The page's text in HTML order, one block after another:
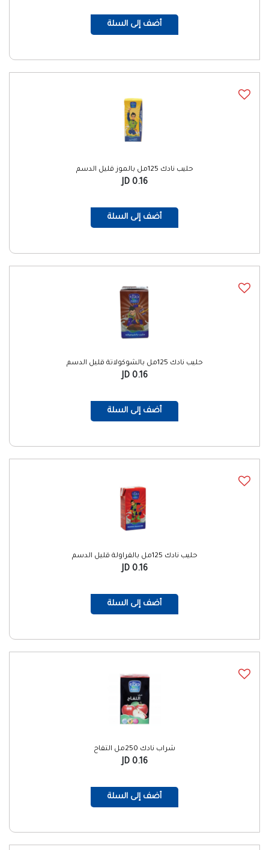
أضف إلى السلة
حليب نادك 125مل بالموز قليل الدسم
0.16 JD
أضف إلى السلة
حليب نادك 125مل بالشوكولاتة قليل الدسم
0.16 JD
أضف إلى السلة
حليب نادك 125مل بالفراولة قليل الدسم
0.16 JD
أضف إلى السلة
شراب نادك 250مل التفاح
0.16 JD
أضف إلى السلة